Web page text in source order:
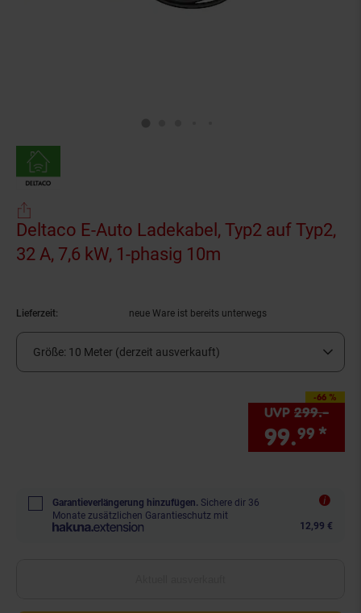
Deltaco E-Auto Ladekabel, Typ2 auf Typ2,
32 A, 7,6 kW, 1-phasig 10m
Lieferzeit: neue Ware ist bereits unterwegs
Größe: 10 Meter (derzeit ausverkauft)
-66 %
Sie Sparen 66
UVP 299.–
99.99 *
Garantieverlängerung hinzufügen. Sichere dir 36
Monate zusätzlichen Garantieschutz mit
12,99 €